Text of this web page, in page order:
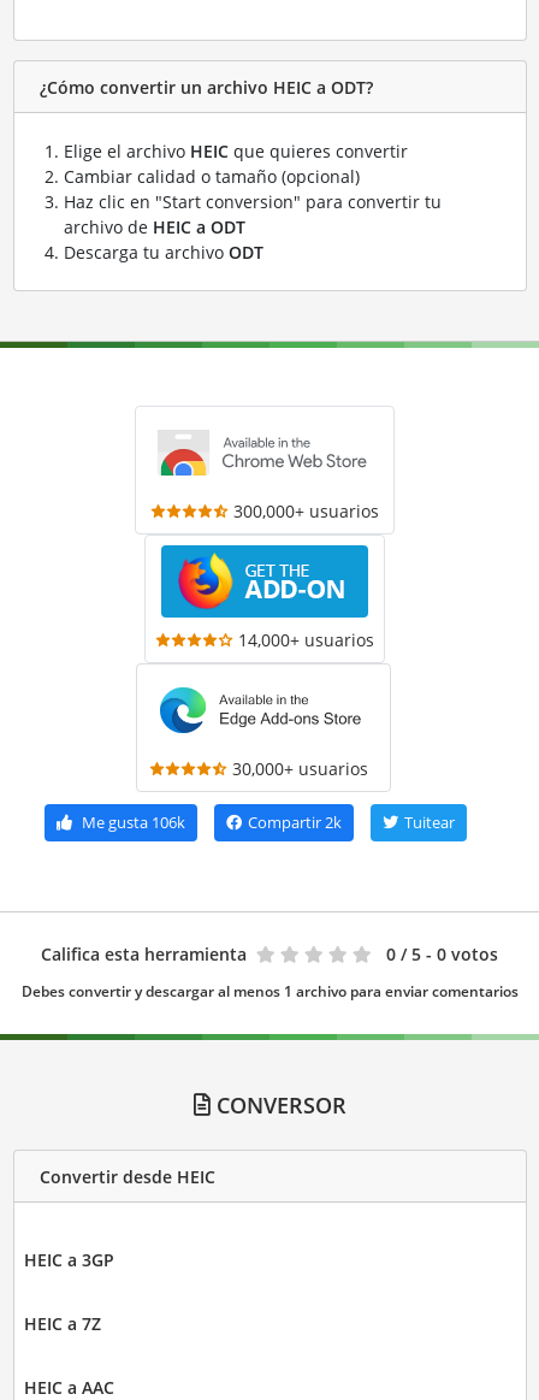
¿Cómo convertir un archivo HEIC a ODT?
Elige el archivo HEICque quieres convertir
Cambiar calidad o tamaño (opcional)
Haz clic en "Start conversion" para convertir tu
archivo de HEIC a ODT
Descarga tu archivo ODT
300,000+ usuarios
14,000+ usuarios
30,000+ usuarios
Me gusta106k Compartir2k Tuitear
Califica esta herramienta 0 / 5 - 0 votos
Debes convertir y descargar al menos 1 archivo para enviar comentarios
CONVERSOR
Convertir desde HEIC
HEIC a 3GP
HEIC a 7Z
HEIC a AAC